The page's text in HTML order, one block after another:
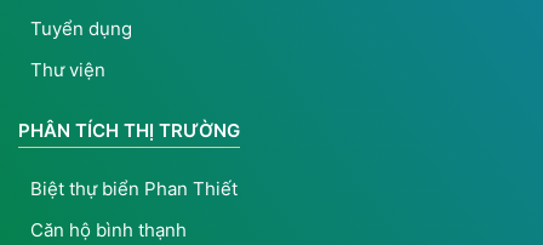
Tuyển dụng
Thư viện
PHÂN TÍCH THỊ TRƯỜNG
Biệt thự biển Phan Thiết
Căn hộ bình thạnh